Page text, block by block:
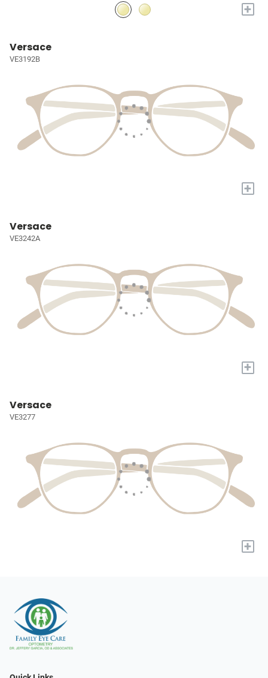
+
Versace
VE3192B
+
Versace
VE3242A
+
Versace
VE3277
+